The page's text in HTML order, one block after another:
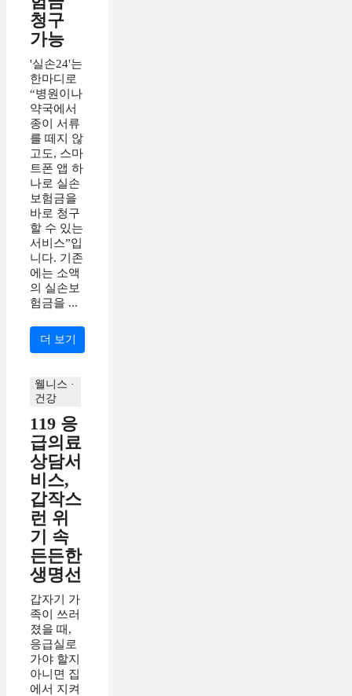
청구
가능
'실손24'는
한마디로
“병원이나
약국에서
종이 서류
를 떼지 않
고도, 스마
트폰 앱 하
나로 실손
보험금을
바로 청구
할 수 있는
서비스”입
니다. 기존
에는 소액
의 실손보
험금을 ...
더 보기
웰니스 ·
건강
119 응
급의료
상담서
비스,
갑작스
런 위
기 속
든든한
생명선
갑자기 가
족이 쓰러
졌을 때,
응급실로
가야 할지
아니면 집
에서 지켜